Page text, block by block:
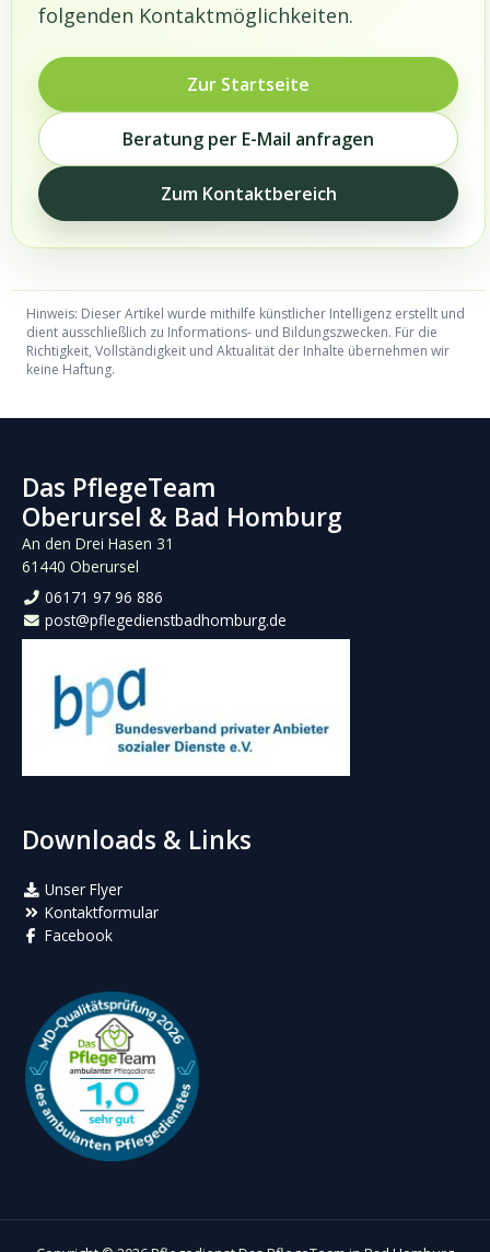
folgenden Kontaktmöglichkeiten.
Zur Startseite
Beratung per E-Mail anfragen
Zum Kontaktbereich
Hinweis: Dieser Artikel wurde mithilfe künstlicher Intelligenz erstellt und
dient ausschließlich zu Informations- und Bildungszwecken. Für die
Richtigkeit, Vollständigkeit und Aktualität der Inhalte übernehmen wir
keine Haftung.
Das PflegeTeam
Oberursel & Bad Homburg
An den Drei Hasen 31
61440 Oberursel
06171 97 96 886
post@pflegedienstbadhomburg.de
Downloads & Links
Unser Flyer
Kontaktformular
Facebook